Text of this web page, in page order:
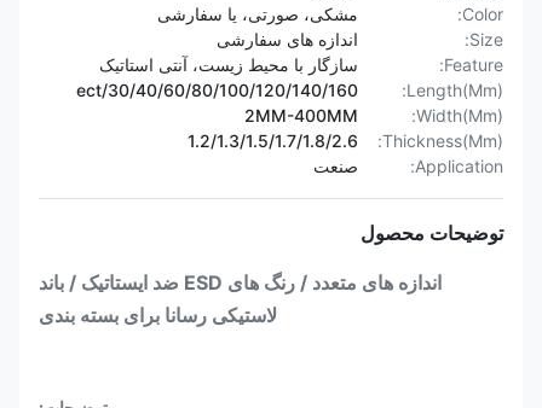
Color:
مشکی، صورتی، یا سفارشی
Size:
اندازه های سفارشی
Feature:
سازگار با محیط زیست، آنتی استاتیک
Length(Mm):
30/40/60/80/100/120/140/160/ect
Width(Mm):
2MM-400MM
Thickness(Mm):
1.2/1.3/1.5/1.7/1.8/2.6
Application:
صنعت
توضیحات محصول
اندازه های متعدد / رنگ های ESD ضد ایستاتیک / باند
لاستیکی رسانا برای بسته بندی